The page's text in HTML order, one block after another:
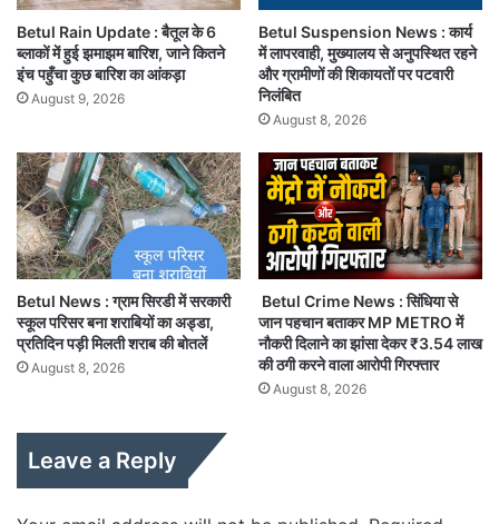
Betul Rain Update : बैतूल के 6
ब्लाकों में हुई झमाझम बारिश, जाने कितने
इंच पहुँचा कुछ बारिश का आंकड़ा
August 9, 2026
Betul Suspension News : कार्य
में लापरवाही, मुख्यालय से अनुपस्थित रहने
और ग्रामीणों की शिकायतों पर पटवारी
निलंबित
August 8, 2026
Betul News : ग्राम सिरडी में सरकारी
स्कूल परिसर बना शराबियों का अड्डा,
प्रतिदिन पड़ी मिलती शराब की बोतलें
August 8, 2026
Betul Crime News : सिंधिया से
जान पहचान बताकर MP METRO में
नौकरी दिलाने का झांसा देकर ₹3.54 लाख
की ठगी करने वाला आरोपी गिरफ्तार
August 8, 2026
Leave a Reply